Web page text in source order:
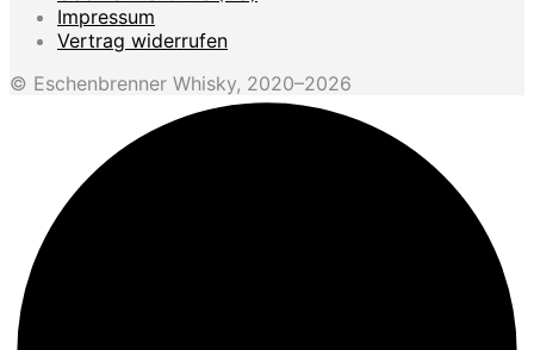
Impressum
Vertrag widerrufen
© Eschenbrenner Whisky, 2020–2026